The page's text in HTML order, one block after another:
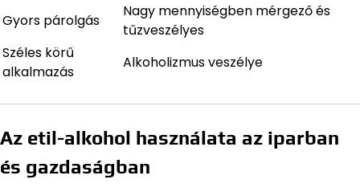
Gyors párolgás
Nagy mennyiségben mérgező és
tűzveszélyes
Széles körű
alkalmazás
Alkoholizmus veszélye
Az etil-alkohol használata az iparban
és gazdaságban